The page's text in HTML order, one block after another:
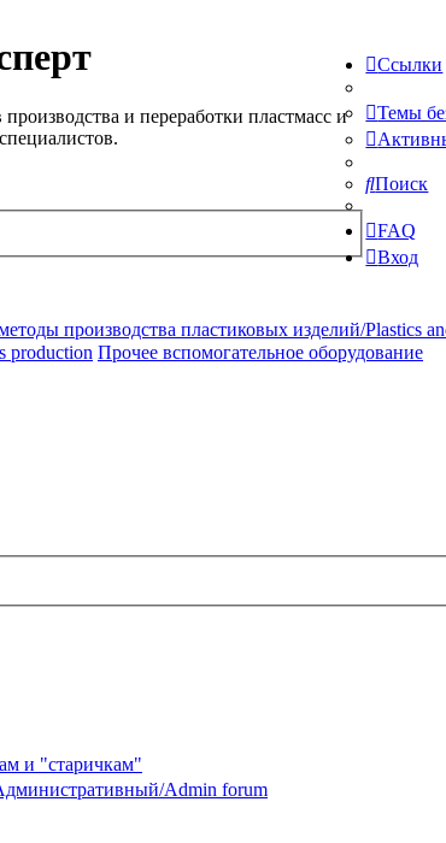
и переработки пластмасс и
Ссылки
Темы
Поиск
FAQ
Вход
производства пластиковых изделий/Plastics
production Прочее вспомогательное оборудование
и "старичкам"
Admin forum